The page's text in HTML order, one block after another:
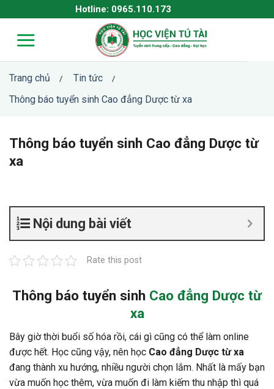
to
content
Hotline: 0965.110.173
Trang chủ / Tin tức /
Thông báo tuyển sinh Cao đẳng Dược từ xa
Thông báo tuyển sinh Cao đẳng Dược từ
xa
Nội dung bài viết
Rate this post
Thông báo tuyển sinh Cao đẳng Dược từ
xa
Bây giờ thời buổi số hóa rồi, cái gì cũng có thể làm online
được hết. Học cũng vậy, nên học Cao đẳng Dược từ xa
đang thành xu hướng, nhiều người chọn lắm. Nhất là mấy bạn
vừa muốn học thêm, vừa muốn đi làm kiếm thu nhập thì quá